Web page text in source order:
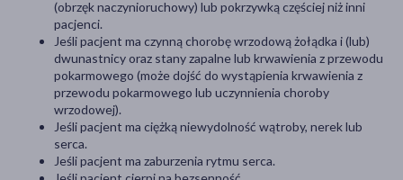
(obrzęk naczynioruchowy) lub pokrzywką częściej niż inni
pacjenci.
Jeśli pacjent ma czynną chorobę wrzodową żołądka i (lub)
dwunastnicy oraz stany zapalne lub krwawienia z przewodu
pokarmowego (może dojść do wystąpienia krwawienia z
przewodu pokarmowego lub uczynnienia choroby
wrzodowej).
Jeśli pacjent ma ciężką niewydolność wątroby, nerek lub
serca.
Jeśli pacjent ma zaburzenia rytmu serca.